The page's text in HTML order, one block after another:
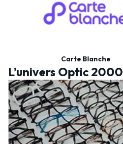
Carte Blanche
L’univers Optic 2000